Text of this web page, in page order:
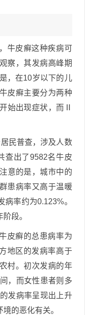
牛皮癣这种疾病可
察，其发病高峰期
，在10岁以下的儿
皮癣主要分为两种
始出现症状，而Ⅱ
民普查，涉及人数
查出了9582名牛皮
意的是，城市中的
患病率又高于温暖
率约为0.123%。
段。
皮癣的总患病率为
地区的发病率高于
村。初次发病的年
，而女性患者则多
发病率呈现出上升
的恶化有关。